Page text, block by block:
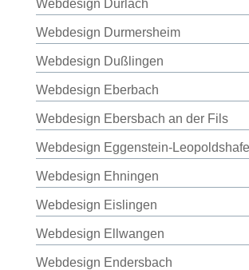
Webdesign Durlach
Webdesign Durmersheim
Webdesign Dußlingen
Webdesign Eberbach
Webdesign Ebersbach an der Fils
Webdesign Eggenstein-
Webdesign Ehningen
Webdesign Eislingen
Webdesign Ellwangen
Webdesign Endersbach